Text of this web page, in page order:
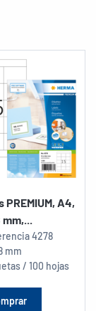
PREMIUM, A4,
4278
mm
/ 100 hojas